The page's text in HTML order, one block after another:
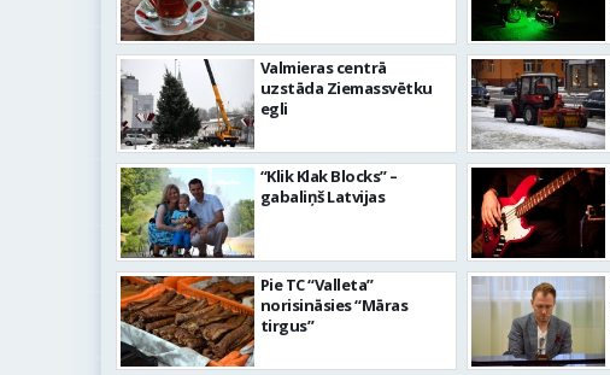
Valmieras centrā
uzstāda Ziemassvētku
egli
“Klik Klak Blocks” –
gabaliņš Latvijas
Pie TC “Valleta”
norisināsies “Māras
tirgus”